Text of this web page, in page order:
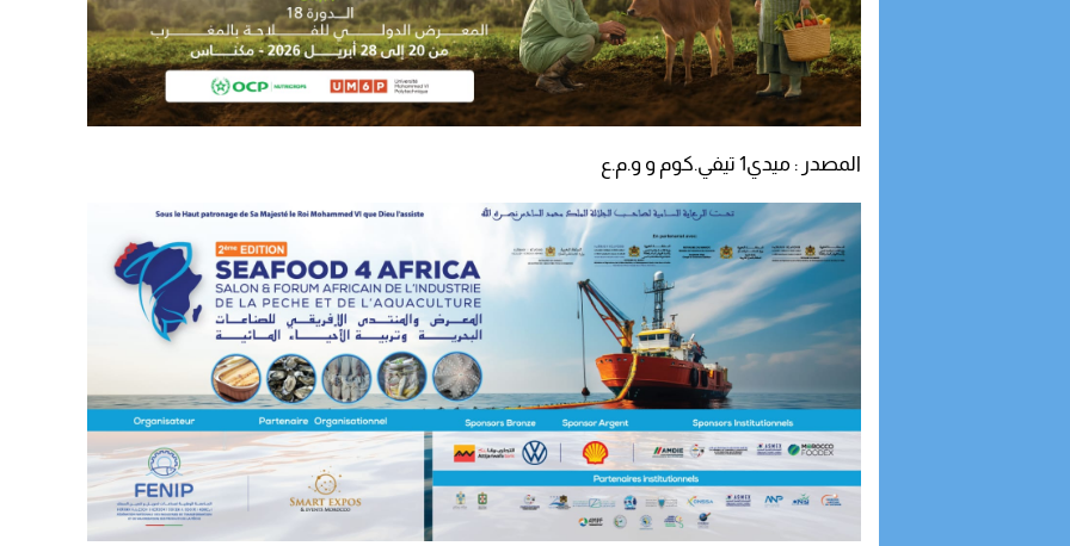
المصدر : ميدي1 تيفي.كوم و و.م.ع